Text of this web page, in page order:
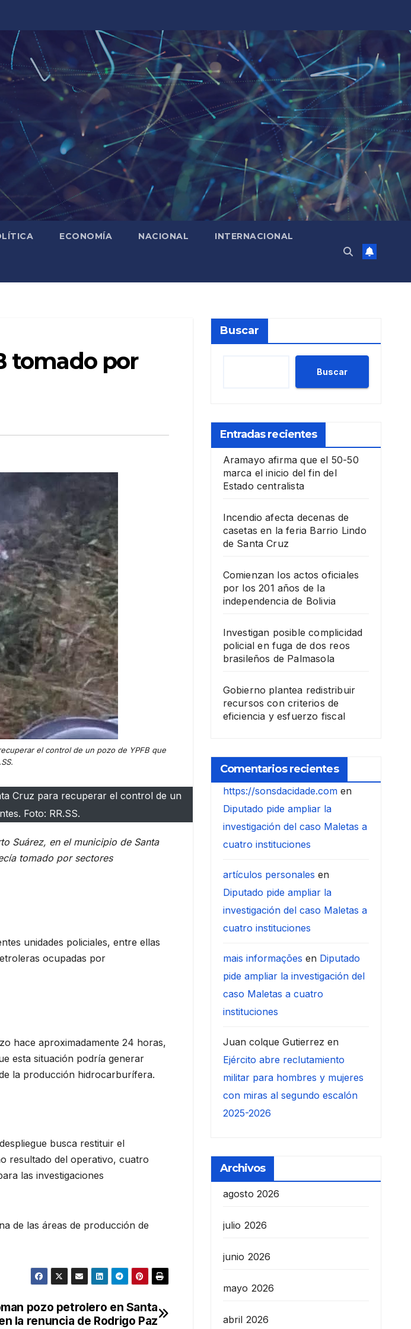
ECONOMÍA NACIONAL INTERNACIONAL
tomado por
el control de un pozo de YPFB que
Cruz para recuperar el control de un
Foto: RR.SS.
Suárez, en el municipio de Santa
tomado por sectores
unidades policiales, entre ellas
ocupadas por
hace aproximadamente 24 horas,
esta situación podría generar
la producción hidrocarburífera.
busca restituir el
resultado del operativo, cuatro
las investigaciones
de las áreas de producción de
pozo petrolero en Santa
la renuncia de Rodrigo Paz
Buscar
Buscar
Entradas recientes
Aramayo afirma que el 50-50
marca el inicio del fin del
Estado centralista
Incendio afecta decenas de
casetas en la feria Barrio Lindo
de Santa Cruz
Comienzan los actos oficiales
por los 201 años de la
independencia de Bolivia
Investigan posible complicidad
policial en fuga de dos reos
brasileños de Palmasola
Gobierno plantea redistribuir
recursos con criterios de
eficiencia y esfuerzo fiscal
Comentarios recientes
https://sonsdacidade.comen
Diputado pide ampliar la
investigación del caso Maletas a
cuatro instituciones
artículos personales en
Diputado pide ampliar la
investigación del caso Maletas a
cuatro instituciones
mais informações en Diputado
pide ampliar la investigación del
caso Maletas a cuatro
instituciones
Juan colque Gutierrez en
Ejército abre reclutamiento
militar para hombres y mujeres
con miras al segundo escalón
2025-2026
Archivos
agosto 2026
julio 2026
junio 2026
mayo 2026
abril 2026